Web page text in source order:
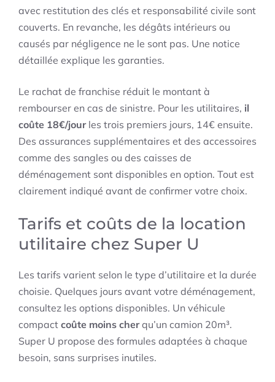
avec restitution des clés et responsabilité civile sont
couverts. En revanche, les dégâts intérieurs ou
causés par négligence ne le sont pas. Une notice
détaillée explique les garanties.
Le rachat de franchise réduit le montant à
rembourser en cas de sinistre. Pour les utilitaires, il
coûte 18€/jourles trois premiers jours, 14€ ensuite.
Des assurances supplémentaires et des accessoires
comme des sangles ou des caisses de
déménagement sont disponibles en option. Tout est
clairement indiqué avant de confirmer votre choix.
Tarifs et coûts de la location
utilitaire chez Super U
Les tarifs varient selon le type d’utilitaire et la durée
choisie. Quelques jours avant votre déménagement,
consultez les options disponibles. Un véhicule
compact coûte moins cherqu’un camion 20m³.
Super U propose des formules adaptées à chaque
besoin, sans surprises inutiles.